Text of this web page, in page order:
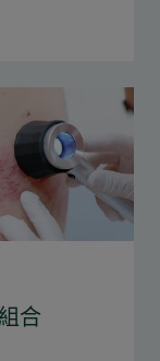
合